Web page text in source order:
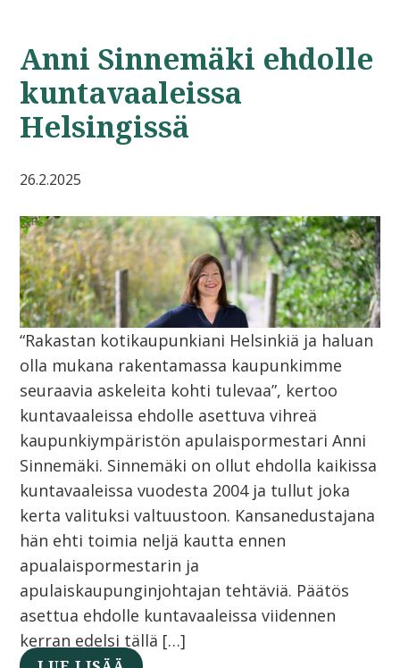
Anni Sinnemäki ehdolle
kuntavaaleissa
Helsingissä
26.2.2025
“Rakastan kotikaupunkiani Helsinkiä ja haluan
olla mukana rakentamassa kaupunkimme
seuraavia askeleita kohti tulevaa”, kertoo
kuntavaaleissa ehdolle asettuva vihreä
kaupunkiympäristön apulaispormestari Anni
Sinnemäki. Sinnemäki on ollut ehdolla kaikissa
kuntavaaleissa vuodesta 2004 ja tullut joka
kerta valituksi valtuustoon. Kansanedustajana
hän ehti toimia neljä kautta ennen
apualaispormestarin ja
apulaiskaupunginjohtajan tehtäviä. Päätös
asettua ehdolle kuntavaaleissa viidennen
kerran edelsi tällä […]